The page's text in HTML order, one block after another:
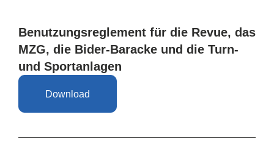
Benutzungsreglement für die Revue, das
MZG, die Bider-Baracke und die Turn-
und Sportanlagen
Download